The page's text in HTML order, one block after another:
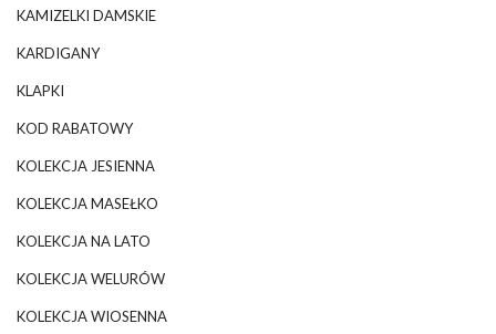
KAMIZELKI DAMSKIE
KARDIGANY
KLAPKI
KOD RABATOWY
KOLEKCJA JESIENNA
KOLEKCJA MASEŁKO
KOLEKCJA NA LATO
KOLEKCJA WELURÓW
KOLEKCJA WIOSENNA